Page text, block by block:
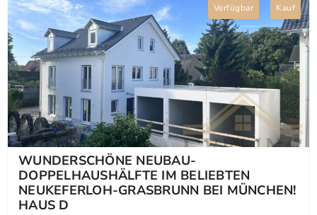
Verfügbar Kauf
WUNDERSCHÖNE NEUBAU-
DOPPELHAUSHÄLFTE IM BELIEBTEN
NEUKEFERLOH-GRASBRUNN BEI MÜNCHEN!
HAUS D